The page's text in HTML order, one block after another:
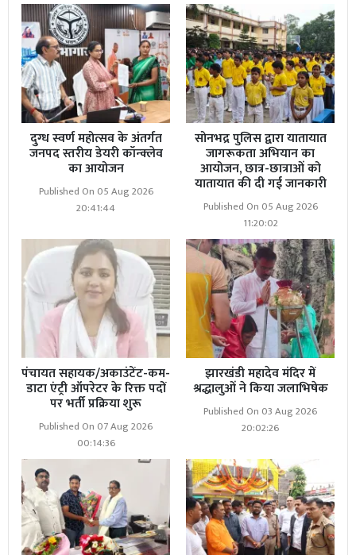
दुग्ध स्वर्ण महोत्सव के अंतर्गत
जनपद स्तरीय डेयरी कॉन्क्लेव
का आयोजन
Published On 05 Aug 2026
20:41:44
सोनभद्र पुलिस द्वारा यातायात
जागरूकता अभियान का
आयोजन, छात्र-छात्राओं को
यातायात की दी गई जानकारी
Published On 05 Aug 2026
11:20:02
पंचायत सहायक/अकाउंटेंट-कम-
डाटा एंट्री ऑपरेटर के रिक्त पदों
पर भर्ती प्रक्रिया शुरू
Published On 07 Aug 2026
00:14:36
झारखंडी महादेव मंदिर में
श्रद्धालुओं ने किया जलाभिषेक
Published On 03 Aug 2026
20:02:26